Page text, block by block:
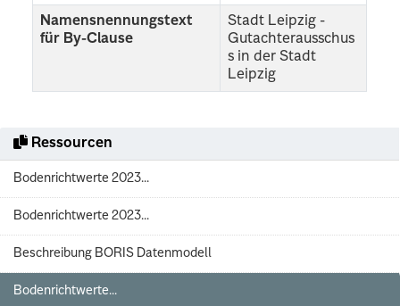
Ressourcen
Bodenrichtwerte 2023...
Bodenrichtwerte 2023...
Beschreibung BORIS Datenmodell
Bodenrichtwerte...
Namensnennungstext
für By-Clause
Stadt Leipzig -
Gutachterausschus
s in der Stadt
Leipzig